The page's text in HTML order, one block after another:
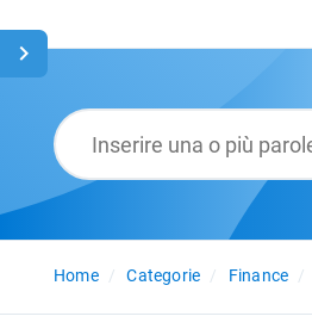
Glossario
Italiano
Home
Categorie Finance